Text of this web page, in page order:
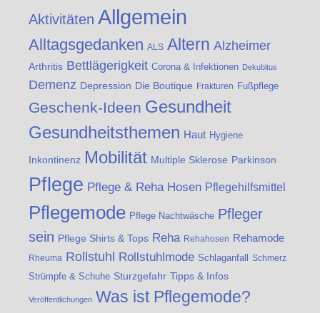
Aktivitäten Allgemein
Alltagsgedanken ALS Altern Alzheimer
Arthritis Bettlägerigkeit Corona & Infektionen Dekubitus
Demenz Depression Die Boutique Frakturen Fußpflege
Geschenk-Ideen Gesundheit
Gesundheitsthemen Haut Hygiene
Inkontinenz Mobilität Multiple Sklerose Parkinson
Pflege Pflege & Reha Hosen Pflegehilfsmittel
Pflegemode Pflege Nachtwäsche Pfleger
sein Pflege Shirts & Tops Reha Rehahosen Rehamode
Rheuma Rollstuhl Rollstuhlmode Schlaganfall Schmerz
Strümpfe & Schuhe Sturzgefahr Tipps & Infos
Veröffentlichungen Was ist Pflegemode?